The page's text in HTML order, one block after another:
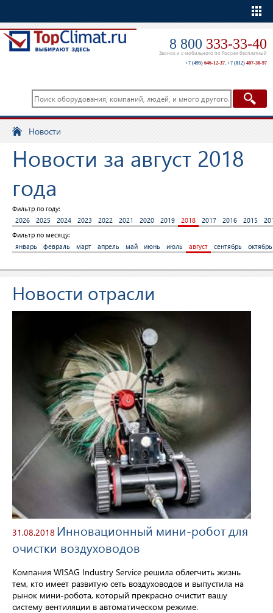
8 800 333-33-40
Звонок и с мобильного по России бесплатный
+7 (495) 646-12-37, +7 (812) 407-30-97
Новости
Новости за август 2018
года
Фильтр по году:
2026
2025 2024 2023 2022 2021 2020 2019 2018 2017 2016 2015
Фильтр по месяцу:
январь
февраль март апрель май июнь июль август сентябрь октябрь
Новости отрасли
31.08.2018 Инновационный мини-робот для
очистки воздуховодов
Компания WISAG Industry Service решила облегчить жизнь
тем, кто имеет развитую сеть воздуховодов и выпустила на
рынок мини-робота, который прекрасно очистит вашу
систему вентиляции в автоматическом режиме.